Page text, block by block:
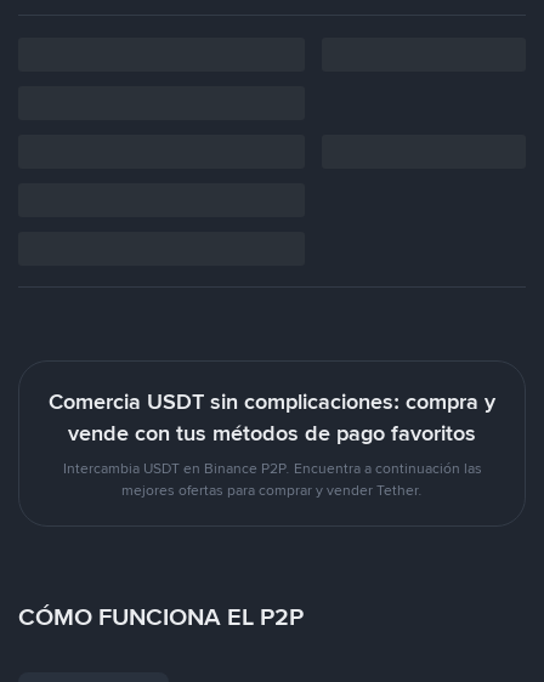
Comercia USDT sin complicaciones: compra y
vende con tus métodos de pago favoritos
Intercambia USDT en Binance P2P. Encuentra a continuación las
mejores ofertas para comprar y vender Tether.
CÓMO FUNCIONA EL P2P